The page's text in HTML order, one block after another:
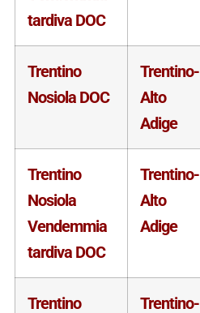
tardiva DOC
Trentino
Nosiola DOC
Trentino-
Alto
Adige
Trentino
Nosiola
Vendemmia
tardiva DOC
Trentino-
Alto
Adige
Trentino
Trentino-